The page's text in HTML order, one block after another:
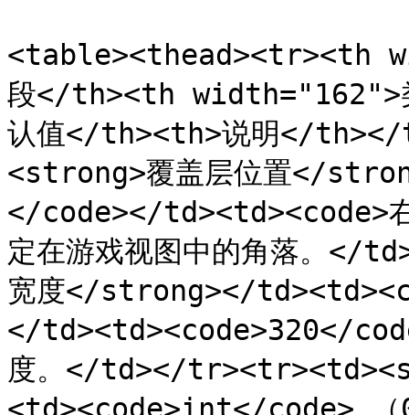
<table><thead><tr><th
段</th><th
认值</th><th>说明</
<strong>覆盖层位置</
</code></td><td><code>
定在游戏视图中的角落。
宽度</strong></
</td><td><code>320</
度。</td></